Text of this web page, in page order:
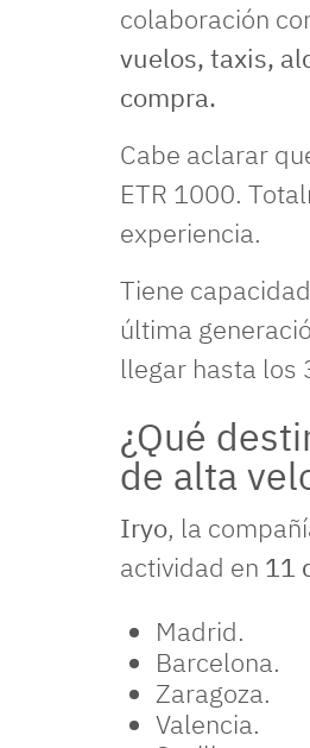
colaboración
vuelos, taxis,
compra.
Cabe aclarar
ETR 1000.
experiencia.
Tiene
última
llegar hasta los
¿Qué
de alta
Iryo, la
actividad en 11
Madrid.
Barcelona.
Zaragoza.
Valencia.